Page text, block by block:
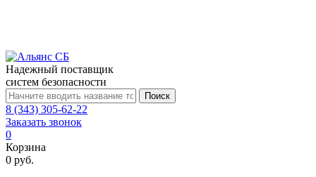
Надежный поставщик
систем безопасности
Поиск
8 (343) 305-62-22
Заказать звонок
0
Корзина
0 руб.